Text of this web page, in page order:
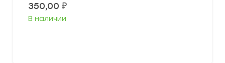
350,00 ₽
В наличии